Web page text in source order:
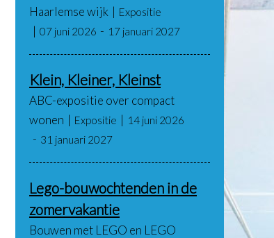
Haarlemse wijk
Expositie
07 juni 2026
17 januari 2027
Klein, Kleiner, Kleinst
ABC-expositie over compact
wonen
Expositie
14 juni 2026
31 januari 2027
Lego-bouwochtenden in de
zomervakantie
Bouwen met LEGO en LEGO